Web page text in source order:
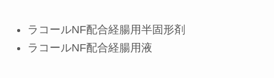
ラコールNF配合経腸用半固形剤
ラコールNF配合経腸用液